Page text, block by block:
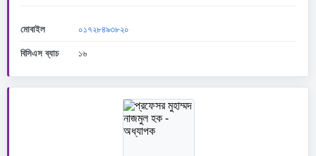
মোবাইল ০১৭২৮৪৯৩৮২০
বিসিএস ব্যাচ ১৬